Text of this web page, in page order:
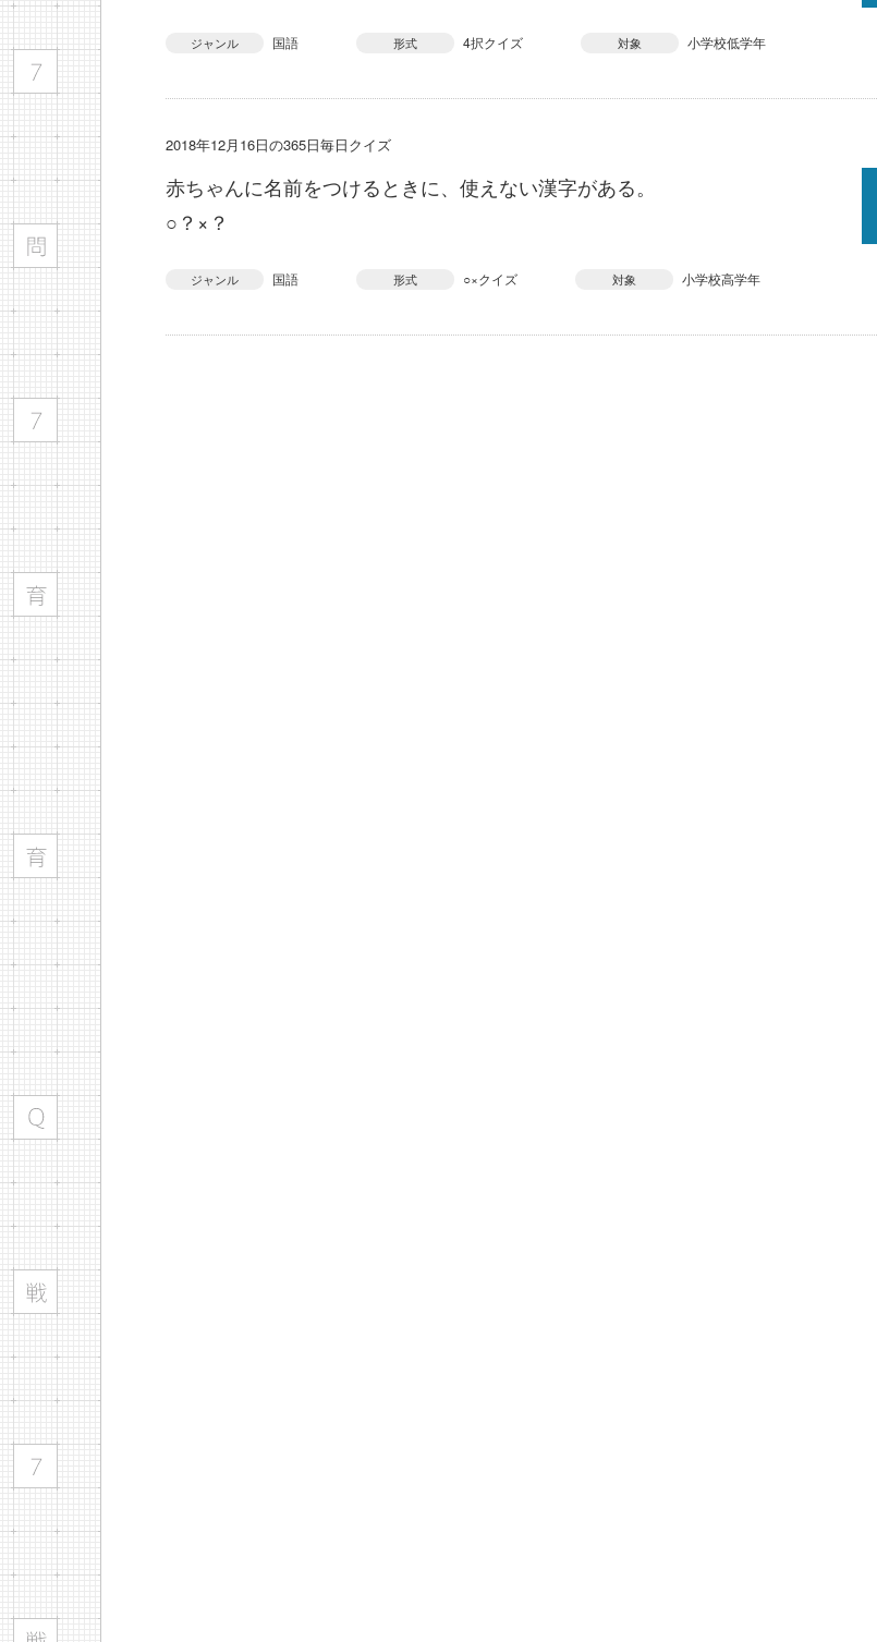
ジャンル 国語 形式 4択クイズ 対象 小学校低学年
2018年12月16日の365日毎日クイズ
赤ちゃんに名前をつけるときに、使えない漢字がある。
○？×？
ジャンル 国語 形式 ○×クイズ 対象 小学校高学年